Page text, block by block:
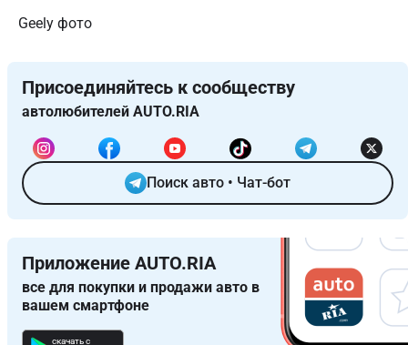
Geely фото
Присоединяйтесь к сообществу
автолюбителей AUTO.RIA
Поиск авто • Чат-бот
Приложение AUTO.RIA
все для покупки и продажи авто в
вашем смартфоне
скачать с